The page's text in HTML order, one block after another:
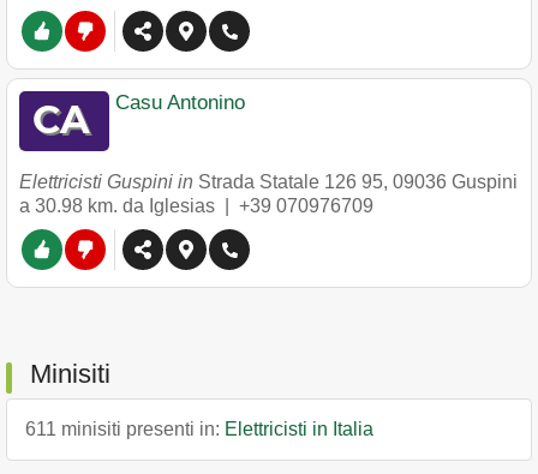
Casu Antonino
Elettricisti Guspini in Strada Statale 126 95, 09036 Guspini
a 30.98 km. da Iglesias | +39 070976709
Minisiti
611 minisiti presenti in: Elettricisti in Italia